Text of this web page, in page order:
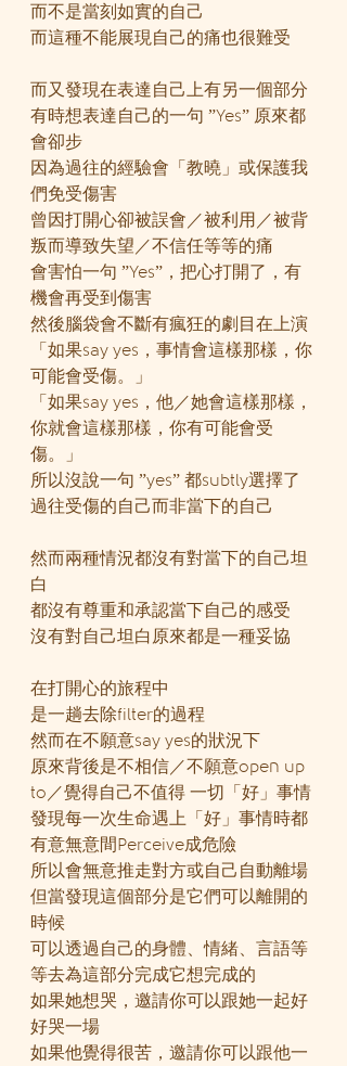
而不是當刻如實的自己
而這種不能展現自己的痛也很難受
而又發現在表達自己上有另一個部分
有時想表達自己的一句 ”Yes” 原來都
會卻步
因為過往的經驗會「教曉」或保護我
們免受傷害
曾因打開心卻被誤會／被利用／被背
叛而導致失望／不信任等等的痛
會害怕一句 ”Yes”，把心打開了，有
機會再受到傷害
然後腦袋會不斷有瘋狂的劇目在上演
「如果say yes，事情會這樣那樣，你
可能會受傷。」
「如果say yes，他／她會這樣那樣，
你就會這樣那樣，你有可能會受
傷。」
所以沒說一句 ”yes” 都subtly選擇了
過往受傷的自己而非當下的自己
然而兩種情況都沒有對當下的自己坦
白
都沒有尊重和承認當下自己的感受
沒有對自己坦白原來都是一種妥協
在打開心的旅程中
是一趟去除filter的過程
然而在不願意say yes的狀況下
原來背後是不相信／不願意open up
to／覺得自己不值得 一切「好」事情
發現每一次生命遇上「好」事情時都
有意無意間Perceive成危險
所以會無意推走對方或自己自動離場
但當發現這個部分是它們可以離開的
時候
可以透過自己的身體、情緒、言語等
等去為這部分完成它想完成的
如果她想哭，邀請你可以跟她一起好
好哭一場
如果他覺得很苦，邀請你可以跟他一